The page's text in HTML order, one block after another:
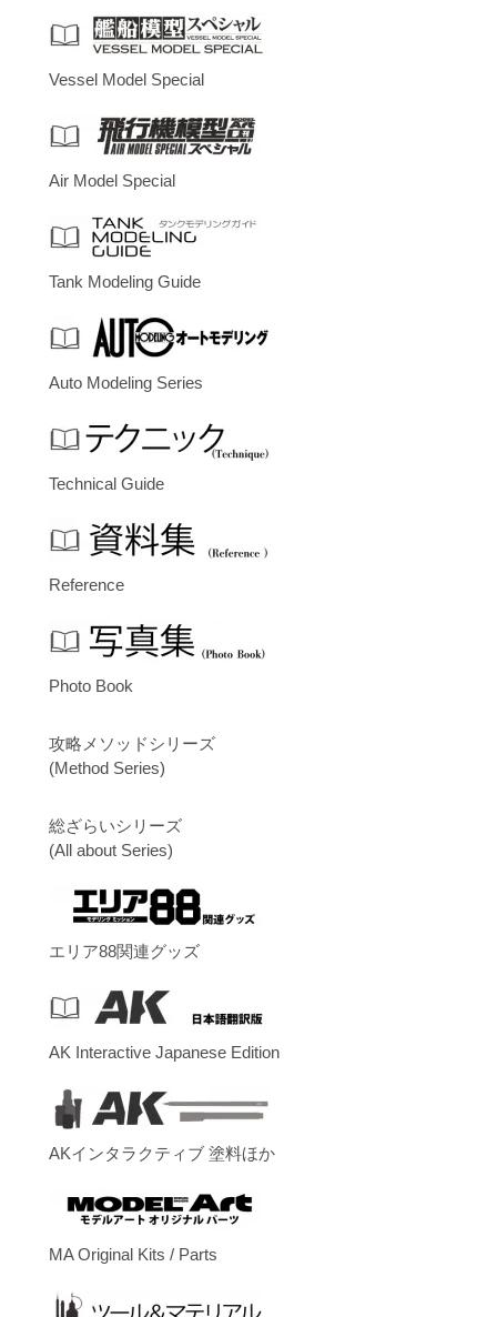
Vessel Model Special
Air Model Special
Tank Modeling Guide
Auto Modeling Series
Technical Guide
Reference
Photo Book
攻略メソッドシリーズ
(Method Series)
総ざらいシリーズ
(All about Series)
エリア88関連グッズ
AK Interactive Japanese Edition
AKインタラクティブ 塗料ほか
MA Original Kits / Parts